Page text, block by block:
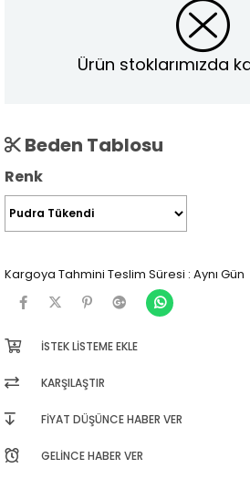
Ürün stoklarımızda
Beden Tablosu
Renk
Kargoya Tahmini Teslim Süresi : Aynı Gün
İSTEK LISTEME EKLE
KARŞILAŞTIR
FIYAT DÜŞÜNCE HABER VER
GELINCE HABER VER